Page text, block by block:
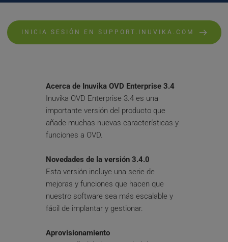
INICIA SESIÓN EN SUPPORT.INUVIKA.COM
Acerca de Inuvika OVD Enterprise 3.4
Inuvika OVD Enterprise 3.4 es una
importante versión del producto que
añade muchas nuevas características y
funciones a OVD.
Novedades de la versión 3.4.0
Esta versión incluye una serie de
mejoras y funciones que hacen que
nuestro software sea más escalable y
fácil de implantar y gestionar.
Aprovisionamiento